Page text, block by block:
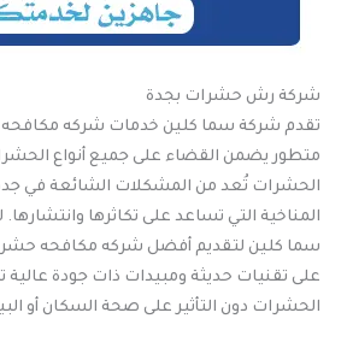
شركة رش حشرات بجدة
تقدم شركة سما كلين خدمات شركه
متطور يضمن القضاء على جميع أنواع
الحشرات تُعد من المشكلات الشائعة في
المناخية التي تساعد على تكاثرها
سما كلين لتقديم أفضل شركه مكافحه
على تقنيات حديثة ومبيدات ذات جودة
الحشرات دون التأثير على صحة السكان أو